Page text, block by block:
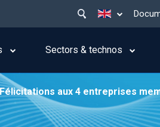
List
top
Sectors & technos
aux 4 entreprises